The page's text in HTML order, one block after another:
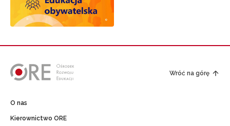
Wróć na górę
O nas
Kierownictwo ORE